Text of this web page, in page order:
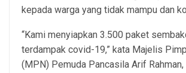
kepada warga yang tidak mampu dan
“Kami menyiapkan 3.500 paket
terdampak covid-19,” kata Majelis
(MPN) Pemuda Pancasila Arif Rahman,